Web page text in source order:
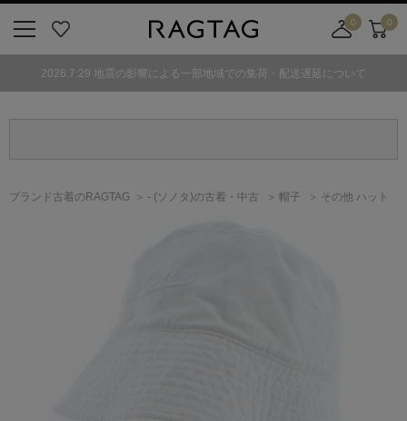
気
0
舗
カ
ト
0
2026.7.29 地震の影響による一部地域での集荷・配送遅延について
ブランド古着のRAGTAG - (ソノタ)の古着・中古 帽子 その他 ハット